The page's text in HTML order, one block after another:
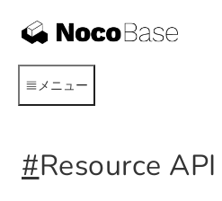
メニュー
#Resource API